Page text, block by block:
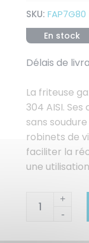
SKU: FAP7G80
En stock
Délais de
La friteuse
304 AISI.
sans
robinets de
faciliter la
une
+
-